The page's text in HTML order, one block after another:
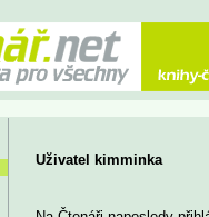
Uživatel kimminka